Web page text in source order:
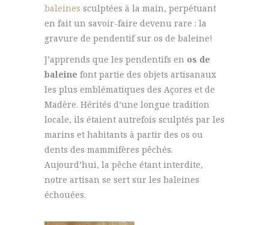
baleines sculptées à la main, perpétuant
en fait un savoir-faire devenu rare : la
gravure de pendentif sur os de baleine!
J’apprends que les pendentifs en os de
baleine font partie des objets artisanaux
les plus emblématiques des Açores et de
Madère. Hérités d’une longue tradition
locale, ils étaient autrefois sculptés par les
marins et habitants à partir des os ou
dents des mammifères pêchés.
Aujourd’hui, la pêche étant interdite,
notre artisan se sert sur les baleines
échouées.